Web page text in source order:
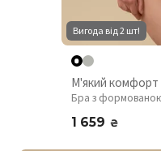
Вигода від 2 шт!
М'який комфорт
Бра з
1 659 ₴